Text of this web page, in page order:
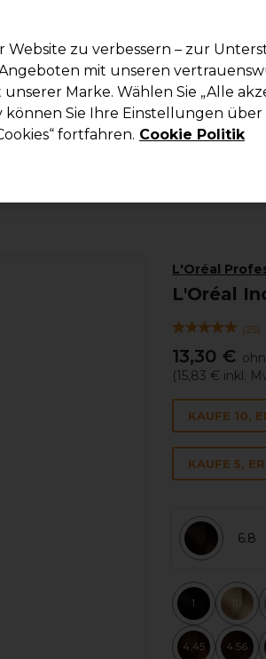
Suchen
Kosmetik Herrenfriseur
L'Oréal
L'Oréal
(25)
13,30 €
(15,83 € inkl.
KAUFE 10,
KAUFE 5,
6.8
1 10
4.45 4.56
Website zu verbessern – zur
mit unseren
Marke. Wählen Sie „Alle
Sie Ihre Einstellungen über
fortfahren. Cookie Politik